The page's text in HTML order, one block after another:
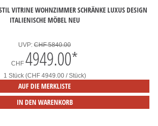
VITRINE WOHNZIMMER SCHRÄNKE LUXUS DESIGN
ITALIENISCHE MÖBEL NEU
UVP: CHF 5840.00
CHF 4949.00*
1 Stück (CHF 4949.00 / Stück)
AUF DIE MERKLISTE
IN DEN WARENKORB